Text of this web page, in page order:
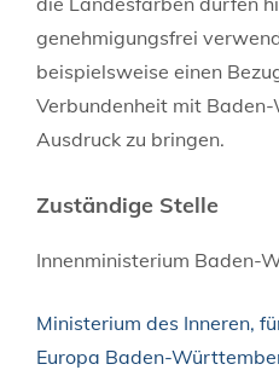
genehmigungsfrei
beispielsweise einen
Verbundenheit mit
Ausdruck zu bringen.
Zuständige Stelle
Innenministerium Baden-
Ministerium des Inneren,
Europa Baden-